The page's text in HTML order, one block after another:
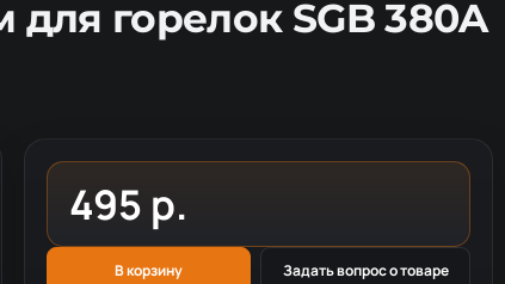
горелок SGB 380A
495 р.
В корзину Задать вопрос о товаре